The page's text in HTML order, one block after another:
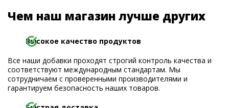
Чем наш магазин лучше других
Высокое качество продуктов
Все наши добавки проходят строгий контроль качества и
соответствуют международным стандартам. Мы
сотрудничаем с проверенными производителями и
гарантируем безопасность наших товаров.